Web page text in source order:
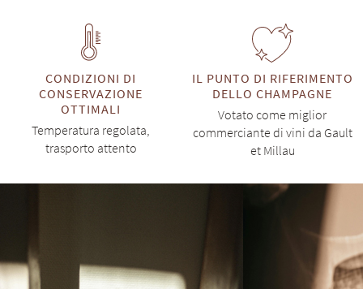
CONDIZIONI DI
CONSERVAZIONE
OTTIMALI
Temperatura regolata,
trasporto attento
IL PUNTO DI RIFERIMENTO
DELLO CHAMPAGNE
Votato come miglior
commerciante di vini da Gault
et Millau